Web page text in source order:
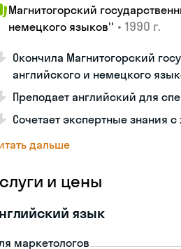
Магнитогорский
немецкого языков'' • 1990 г.
Окончила Магнитогорский
английского и немецкого
Преподает английский для
Сочетает экспертные знания
дальше
и цены
язык
маркетологов